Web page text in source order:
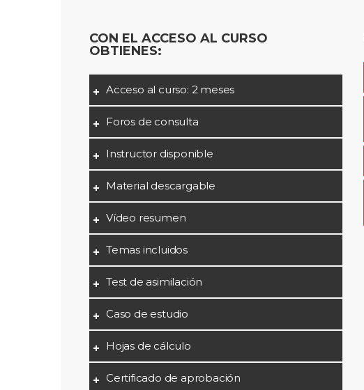
CON EL ACCESO AL CURSO
OBTIENES:
Acceso al curso: 2 meses
Foros de consulta
Instructor disponible
Material descargable
Vídeo resumen
Temas incluidos
Test de asimilación
Caso de estudio
Hojas de cálculo
Certificado de aprobación